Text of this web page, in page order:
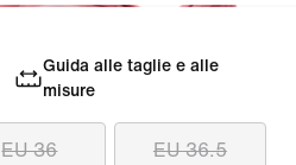
Guida alle taglie e alle
misure
EU 36 EU 36.5